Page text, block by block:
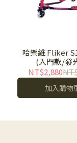
哈樂維 Fliker
(入門款/發
NT$2,880
加入購物